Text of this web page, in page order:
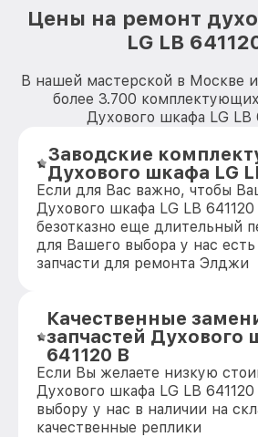
Цены на ремонт
LG LB
В нашей мастерской в Москве
более 3.700
Духового шкафа LG LB
Заводские
Духового шкафа LG
Если для Вас важно, чтобы
Духового шкафа LG LB 641120
безотказно еще длительный
для Вашего выбора у нас
запчасти для ремонта Элджи
Качественные
запчастей Духового
641120 B
Если Вы желаете низкую
Духового шкафа LG LB
выбору у нас в наличии на
качественные реплики